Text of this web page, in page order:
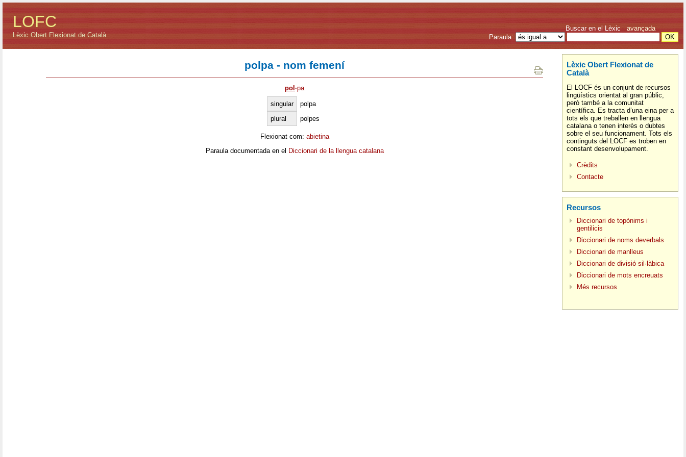
LOFC
Lèxic Obert Flexionat de Català
Buscar en el Lèxic avançada
Paraula:
polpa - nom femení
pol ·pa
singular
polpa
plural
polpes
Flexionat com: abietina
Paraula documentada en el Diccionari de la llengua catalana
Lèxic Obert Flexionat de
Català
El LOCF és un conjunt de recursos
lingüístics orientat al gran públic,
però també a la comunitat
científica. Es tracta d’una eina per a
tots els que treballen en llengua
catalana o tenen interès o dubtes
sobre el seu funcionament. Tots els
continguts del LOCF es troben en
constant desenvolupament.
Crèdits
Contacte
Recursos
Diccionari de topònims i
gentilicis
Diccionari de noms deverbals
Diccionari de manlleus
Diccionari de divisió sil·làbica
Diccionari de mots encreuats
Més recursos